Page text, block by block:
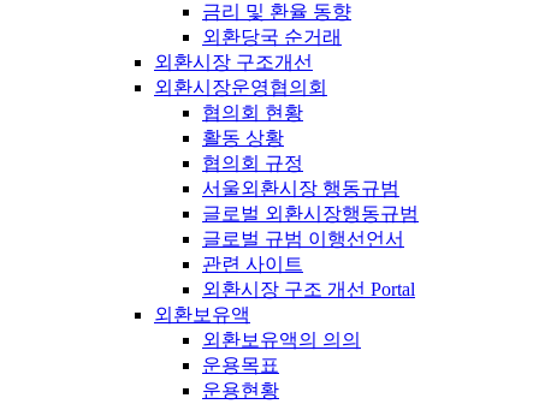
금리 및 환율 동향
외환당국 순거래
외환시장 구조개선
외환시장운영협의회
협의회 현황
활동 상황
협의회 규정
서울외환시장 행동규범
글로벌 외환시장행동규범
글로벌 규범 이행선언서
관련 사이트
외환시장 구조 개선 Portal
외환보유액
외환보유액의 의의
운용목표
운용현황